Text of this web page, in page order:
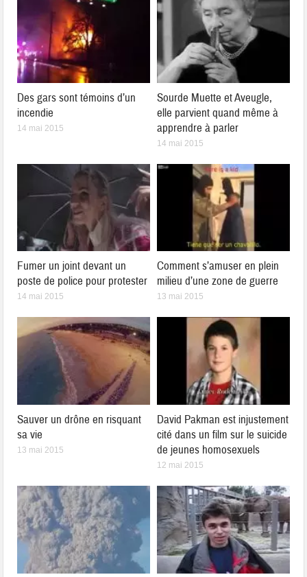
Des gars sont témoins d’un
incendie
14 mai 2015
Sourde Muette et Aveugle,
elle parvient quand même à
apprendre à parler
14 mai 2015
Fumer un joint devant un
poste de police pour protester
14 mai 2015
Comment s’amuser en plein
milieu d’une zone de guerre
13 mai 2015
Sauver un drône en risquant
sa vie
13 mai 2015
David Pakman est injustement
cité dans un film sur le suicide
de jeunes homosexuels
12 mai 2015